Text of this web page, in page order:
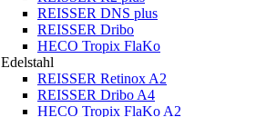
REISSER DNS plus
REISSER Dribo
HECO Tropix FlaKo
Edelstahl
REISSER Retinox A2
REISSER Dribo A4
HECO Tropix FlaKo A2